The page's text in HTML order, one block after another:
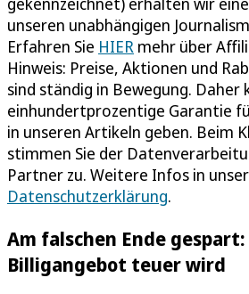
unseren unabhängigen
Erfahren Sie HIER mehr über
Hinweis: Preise, Aktionen und
sind ständig in Bewegung. Daher
einhundertprozentige Garantie
in unseren Artikeln geben. Beim
stimmen Sie der
Partner zu. Weitere Infos in
Datenschutzerklärung.
Am falschen Ende
Billigangebot teuer wird